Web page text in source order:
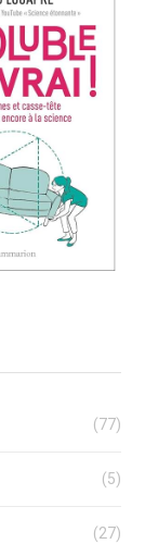
(77)
(5)
(27)